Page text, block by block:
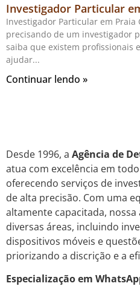
Investigador Particular
Investigador Particular em Praia
precisando de um investigador
saiba que existem profissionais
ajudar
Continuar lendo »
Desde 1996, a Agência de
atua com excelência em
oferecendo serviços de
de alta precisão. Com uma
altamente capacitada, nossa
diversas áreas, incluindo
dispositivos móveis e
priorizando a discrição e a
Especialização em